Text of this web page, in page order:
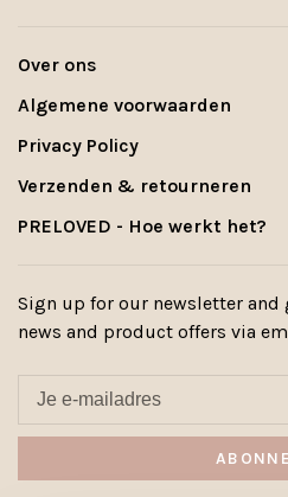
Over ons
Algemene voorwaarden
Privacy Policy
Verzenden & retourneren
PRELOVED - Hoe werkt het?
Sign up for our newsletter and
news and product offers via